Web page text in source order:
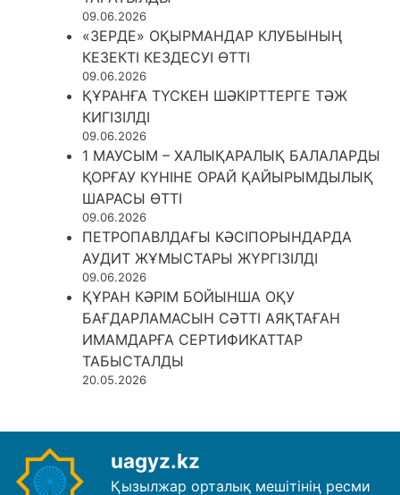
09.06.2026
«ЗЕРДЕ» ОҚЫРМАНДАР КЛУБЫНЫҢ
КЕЗЕКТІ КЕЗДЕСУІ ӨТТІ
09.06.2026
ҚҰРАНҒА ТҮСКЕН ШӘКІРТТЕРГЕ ТӘЖ
КИГІЗІЛДІ
09.06.2026
1 МАУСЫМ – ХАЛЫҚАРАЛЫҚ БАЛАЛАРДЫ
ҚОРҒАУ КҮНІНЕ ОРАЙ ҚАЙЫРЫМДЫЛЫҚ
ШАРАСЫ ӨТТІ
09.06.2026
ПЕТРОПАВЛДАҒЫ КӘСІПОРЫНДАРДА
АУДИТ ЖҰМЫСТАРЫ ЖҮРГІЗІЛДІ
09.06.2026
ҚҰРАН КӘРІМ БОЙЫНША ОҚУ
БАҒДАРЛАМАСЫН СӘТТІ АЯҚТАҒАН
ИМАМДАРҒА СЕРТИФИКАТТАР
ТАБЫСТАЛДЫ
20.05.2026
uagyz.kz
Қызылжар орталық мешітінің ресми